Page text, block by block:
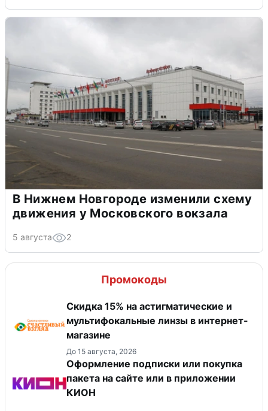
В Нижнем Новгороде изменили схему
движения у Московского вокзала
5 августа 2
Промокоды
Скидка 15% на астигматические и
мультифокальные линзы в интернет-
магазине
До 15 августа, 2026
Оформление подписки или покупка
пакета на сайте или в приложении
КИОН